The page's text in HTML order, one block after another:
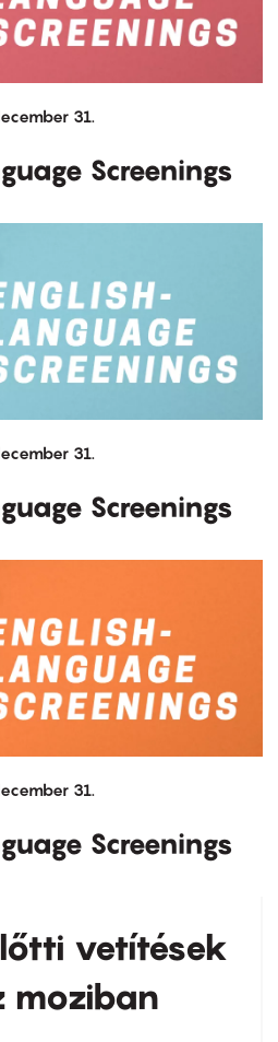
31.
Screenings
31.
Screenings
31.
Screenings
vetítések
moziban